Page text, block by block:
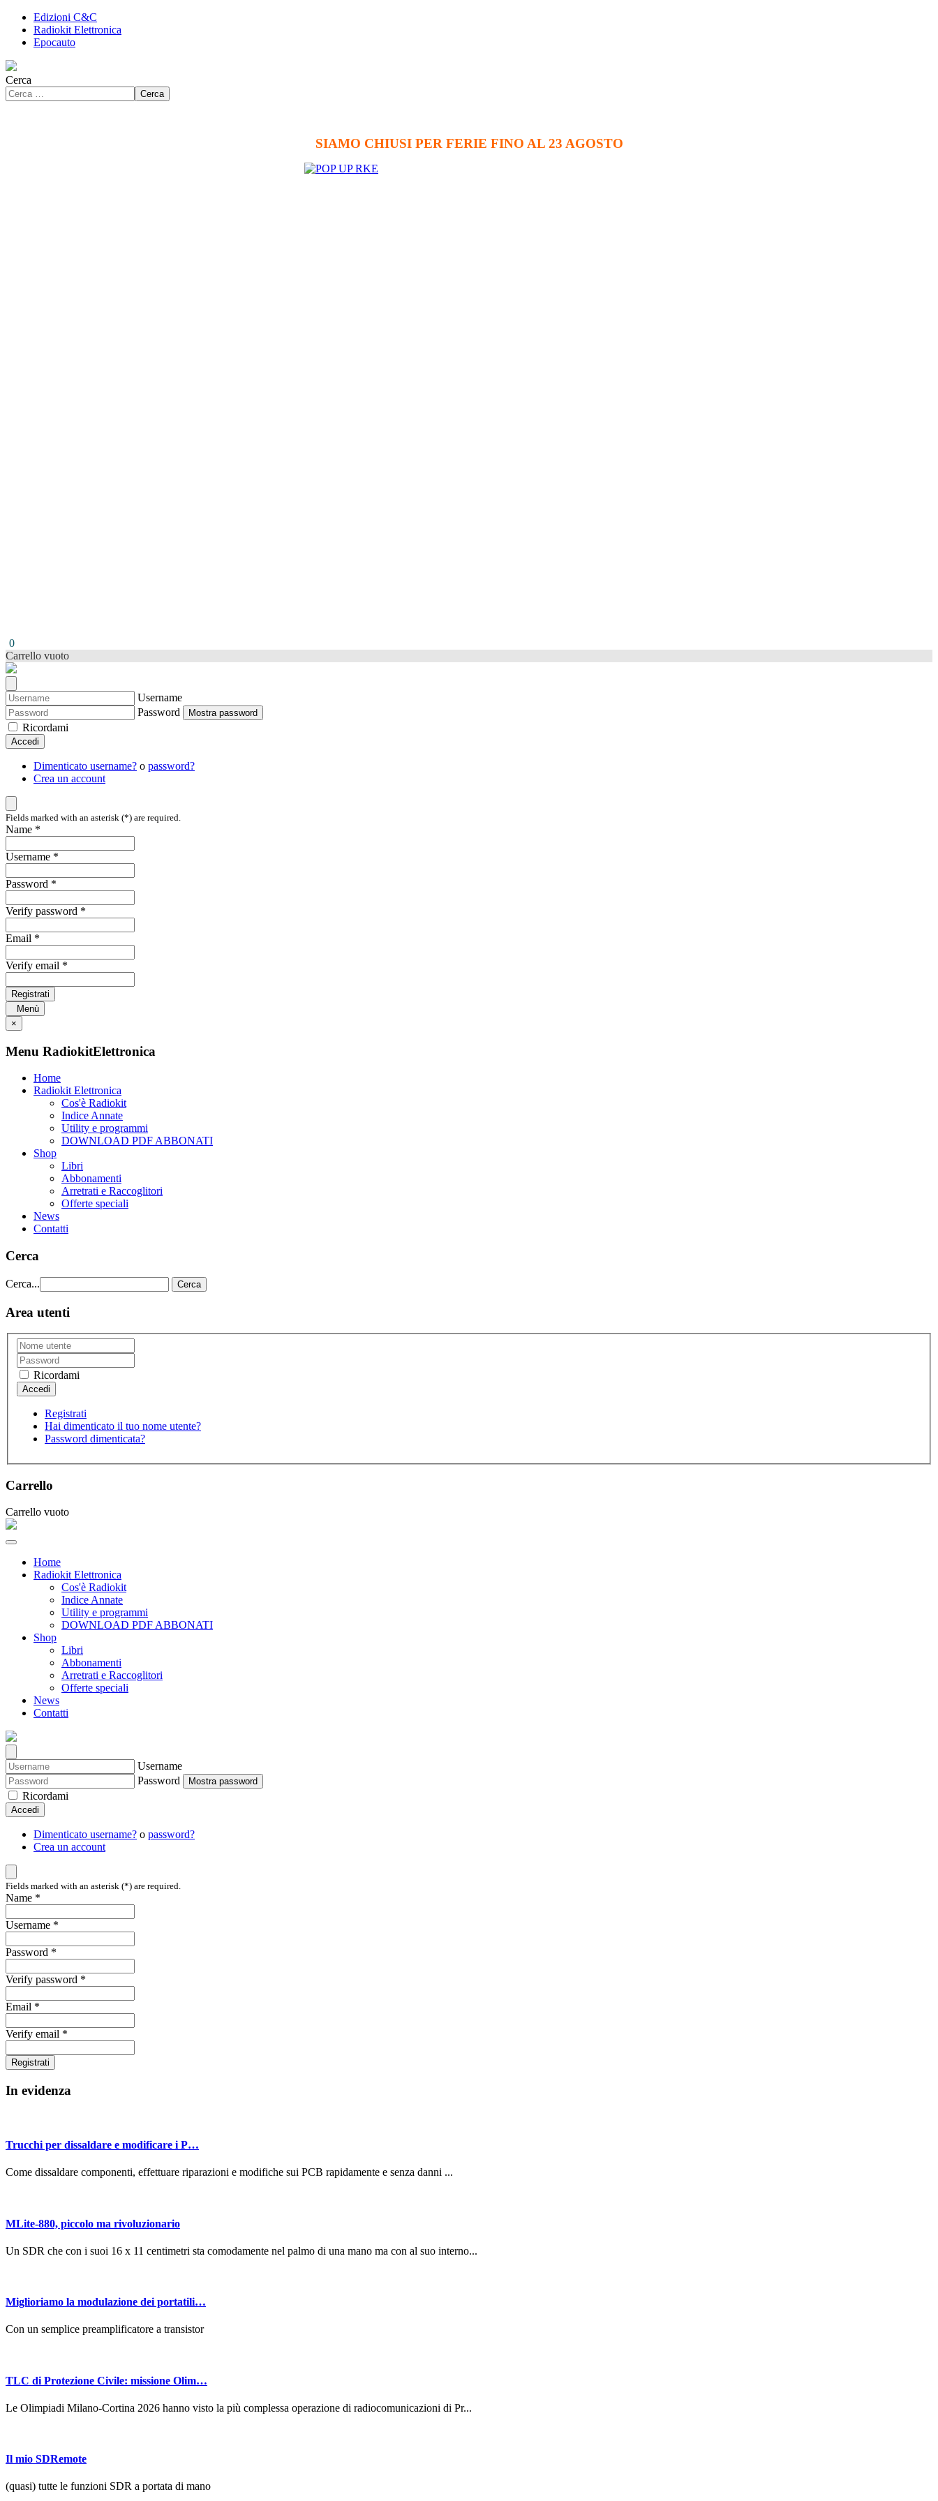
Edizioni C&C
Radiokit Elettronica
Epocauto
Cerca
Cerca
SIAMO CHIUSI PER FERIE FINO AL 23 AGOSTO
0
Carrello vuoto
Username
Password
Mostra password
Ricordami
Accedi
Dimenticato username? o password?
Crea un account
Fields marked with an asterisk (*) are required.
Name *
Username *
Password *
Verify password *
Email *
Verify email *
Registrati
Menù
×
Menu RadiokitElettronica
Home
Radiokit Elettronica
Cos'è Radiokit
Indice Annate
Utility e programmi
DOWNLOAD PDF ABBONATI
Shop
Libri
Abbonamenti
Arretrati e Raccoglitori
Offerte speciali
News
Contatti
Cerca
Cerca... Cerca
Area utenti
Ricordami
Registrati
Hai dimenticato il tuo nome utente?
Password dimenticata?
Carrello
Carrello vuoto
Home
Radiokit Elettronica
Cos'è Radiokit
Indice Annate
Utility e programmi
DOWNLOAD PDF ABBONATI
Shop
Libri
Abbonamenti
Arretrati e Raccoglitori
Offerte speciali
News
Contatti
Username
Password
Mostra password
Ricordami
Accedi
Dimenticato username? o password?
Crea un account
Fields marked with an asterisk (*) are required.
Name *
Username *
Password *
Verify password *
Email *
Verify email *
Registrati
In evidenza
Trucchi per dissaldare e modificare i P…
Come dissaldare componenti, effettuare riparazioni e modifiche sui PCB rapidamente e senza danni ...
MLite-880, piccolo ma rivoluzionario
Un SDR che con i suoi 16 x 11 centimetri sta comodamente nel palmo di una mano ma con al suo interno...
Miglioriamo la modulazione dei portatili…
Con un semplice preamplificatore a transistor
TLC di Protezione Civile: missione Olim…
Le Olimpiadi Milano-Cortina 2026 hanno visto la più complessa operazione di radiocomunicazioni di Pr...
Il mio SDRemote
(quasi) tutte le funzioni SDR a portata di mano